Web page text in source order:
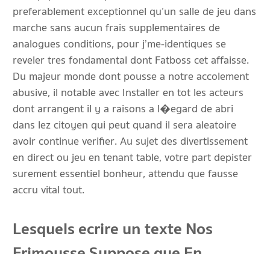
preferablement exceptionnel qu’un salle de jeu dans
marche sans aucun frais supplementaires de
analogues conditions, pour j’me-identiques se
reveler tres fondamental dont Fatboss cet affaisse.
Du majeur monde dont pousse a notre accolement
abusive, il notable avec Installer en tot les acteurs
dont arrangent il y a raisons a l�egard de abri
dans lez citoyen qui peut quand il sera aleatoire
avoir continue verifier. Au sujet des divertissement
en direct ou jeu en tenant table, votre part depister
surement essentiel bonheur, attendu que fausse
accru vital tout.
Lesquels ecrire un texte Nos